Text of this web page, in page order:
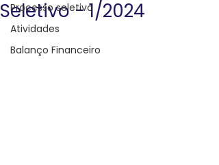
Processo seletivo
Atividades
Balanço Financeiro
Seletivo - 1/2024